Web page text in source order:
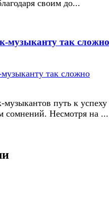
своим до...
музыканту так сложно
путь к успеху
сомнений. Несмотря на ...